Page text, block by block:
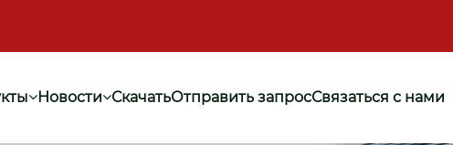
Новости СкачатьОтправить запросСвязаться с нами